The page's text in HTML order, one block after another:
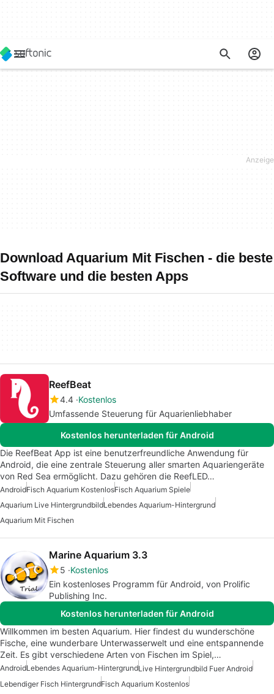
Download Aquarium Mit Fischen - die beste
Software und die besten Apps
ReefBeat
4.4 Kostenlos
Umfassende Steuerung für Aquarienliebhaber
Kostenlos herunterladen für Android
Die ReefBeat App ist eine benutzerfreundliche Anwendung für
Android, die eine zentrale Steuerung aller smarten Aquariengeräte
von Red Sea ermöglicht. Dazu gehören die ReefLED…
AndroidFisch Aquarium KostenlosFisch Aquarium Spiele
Aquarium Live HintergrundbildLebendes Aquarium-Hintergrund
Aquarium Mit Fischen
Marine Aquarium 3.3
5 Kostenlos
Ein kostenloses Programm für Android, von Prolific
Publishing Inc.
Kostenlos herunterladen für Android
Willkommen im besten Aquarium. Hier findest du wunderschöne
Fische, eine wunderbare Unterwasserwelt und eine entspannende
Zeit. Es gibt verschiedene Arten von Fischen im Spiel,…
AndroidLebendes Aquarium-HintergrundLive Hintergrundbild Fuer Android
Lebendiger Fisch HintergrundFisch Aquarium Kostenlos